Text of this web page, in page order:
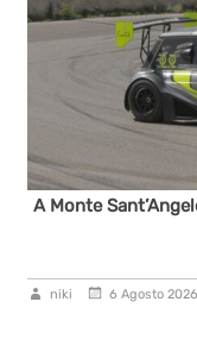
A Monte
niki 6 Agosto 2026